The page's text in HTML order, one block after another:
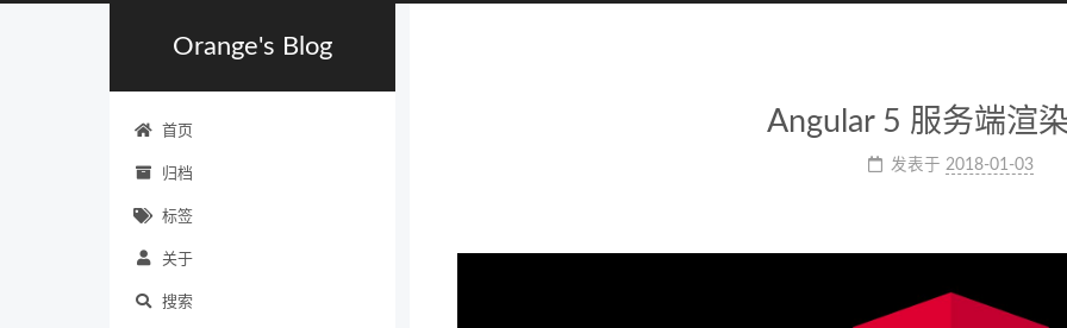
Orange's Blog
首页
归档
标签
关于
搜索
Angular 5 服务端渲
发表于 2018-01-03